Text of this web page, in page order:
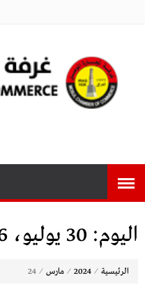
اليوم: 30 يوليو، 2026
الرئيسية ⁄
2024
⁄ مارس ⁄
24